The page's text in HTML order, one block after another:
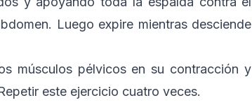
Luego expire mientras desciende
músculos pélvicos en su contracción y
este ejercicio cuatro veces.